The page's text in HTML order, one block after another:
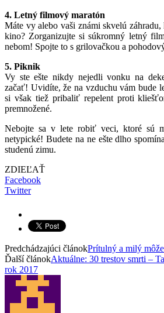
4. Letný filmový maratón
Máte vy alebo vaši známi skvelú záhradu,
kino? Zorganizujte si súkromný letný
nebom! Spojte to s grilovačkou a
5. Piknik
Vy ste ešte nikdy nejedli vonku na
začať! Uvidíte, že na vzduchu vám bude
si však tiež pribaliť repelent proti
premnožené.
Nebojte sa v lete robiť veci, ktoré sú
netypické! Budete na ne ešte dlho
studenú zimu.
ZDIEĽAŤ
Facebook
Twitter
Predchádzajúci článokPrítulný a milý
Ďalší článokAktuálne: 30 trestov smrti –
rok 2017